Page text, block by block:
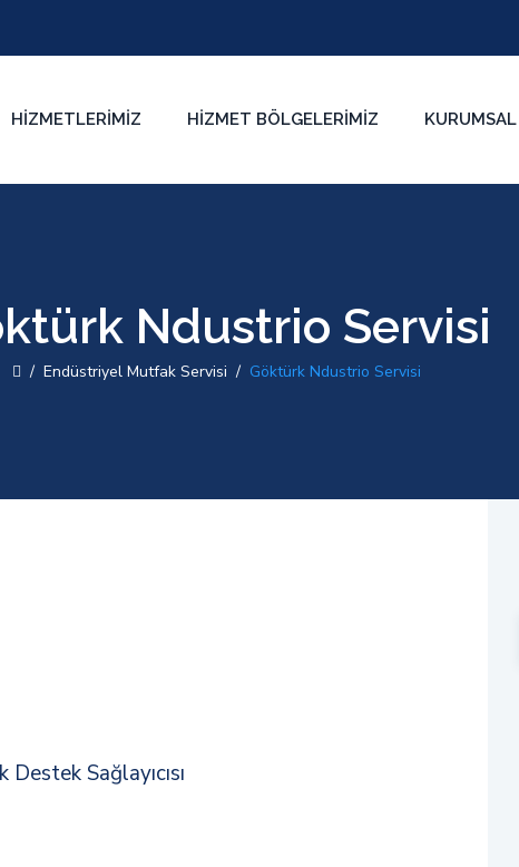
HIZMETLERIMIZ HIZMET BÖLGELERIMIZ KURUMSAL
Ndustrio Servisi
/ Endüstriyel Mutfak Servisi / Göktürk Ndustrio Servisi
Sağlayıcısı